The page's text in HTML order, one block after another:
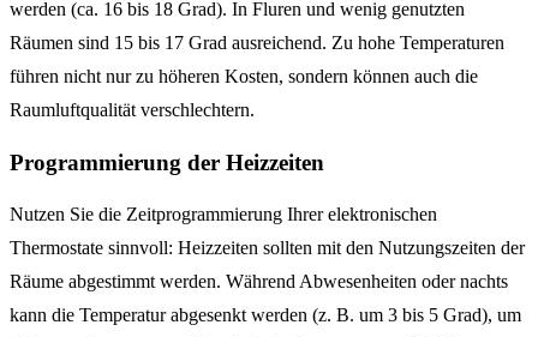
werden (ca. 16 bis 18 Grad). In Fluren und wenig genutzten
Räumen sind 15 bis 17 Grad ausreichend. Zu hohe Temperaturen
führen nicht nur zu höheren Kosten, sondern können auch die
Raumluftqualität verschlechtern.
Programmierung der Heizzeiten
Nutzen Sie die Zeitprogrammierung Ihrer elektronischen
Thermostate sinnvoll: Heizzeiten sollten mit den Nutzungszeiten der
Räume abgestimmt werden. Während Abwesenheiten oder nachts
kann die Temperatur abgesenkt werden (z. B. um 3 bis 5 Grad), um